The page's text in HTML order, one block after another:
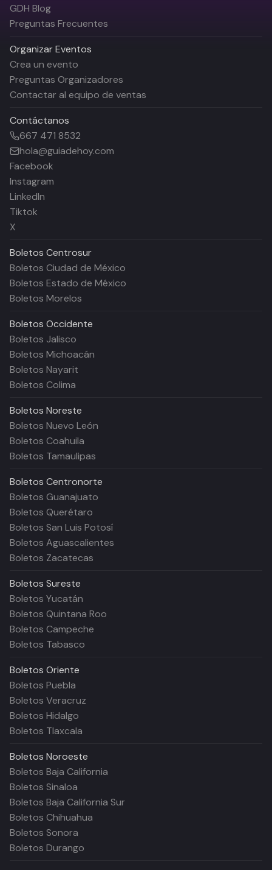
GDH Blog
Preguntas Frecuentes
Organizar Eventos
Crea un evento
Preguntas Organizadores
Contactar al equipo de ventas
Contáctanos
667 471 8532
hola@guiadehoy.com
Facebook
Instagram
LinkedIn
Tiktok
X
Boletos Centrosur
Boletos Ciudad de México
Boletos Estado de México
Boletos Morelos
Boletos Occidente
Boletos Jalisco
Boletos Michoacán
Boletos Nayarit
Boletos Colima
Boletos Noreste
Boletos Nuevo León
Boletos Coahuila
Boletos Tamaulipas
Boletos Centronorte
Boletos Guanajuato
Boletos Querétaro
Boletos San Luis Potosí
Boletos Aguascalientes
Boletos Zacatecas
Boletos Sureste
Boletos Yucatán
Boletos Quintana Roo
Boletos Campeche
Boletos Tabasco
Boletos Oriente
Boletos Puebla
Boletos Veracruz
Boletos Hidalgo
Boletos Tlaxcala
Boletos Noroeste
Boletos Baja California
Boletos Sinaloa
Boletos Baja California Sur
Boletos Chihuahua
Boletos Sonora
Boletos Durango